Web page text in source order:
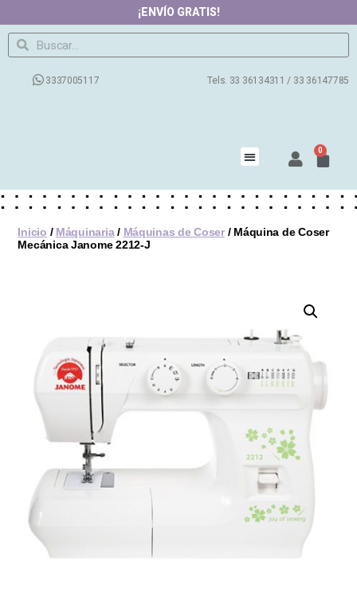
¡ENVÍO GRATIS!
3337005117 Tels. 33 36134311 / 33 36147785
0
Inicio / Máquinaria/ Máquinas de Coser/ Máquina de Coser
Mecánica Janome 2212-J